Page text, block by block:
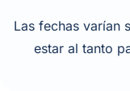
Las fechas varían
estar al tanto